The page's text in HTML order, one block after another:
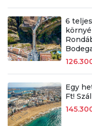
6
Egy
Ft!